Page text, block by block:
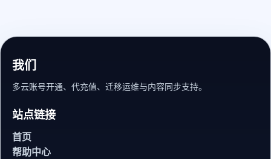
我们
多云账号开通、代充值、迁移运维与内容同步支持。
站点链接
首页
帮助中心